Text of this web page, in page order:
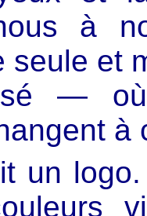
à
seule et
—
à
un